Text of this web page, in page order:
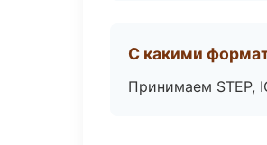
С какими
Принимаем STEP,